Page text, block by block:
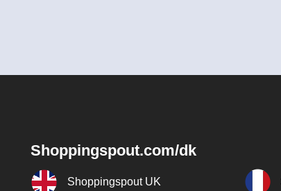
Shoppingspout.com/dk
Shoppingspout UK